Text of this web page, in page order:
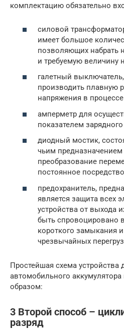
комплектацию обязательно
силовой
имеет большое
позволяющих набрать
и требуемую величину
галетный
производить плавную
напряжения в
амперметр для
показателем зарядного
диодный мостик,
чьим предназначением
преобразование
постоянное
предохранитель,
является защита всех
устройства от выхода
быть спровоцировано
короткого замыкания
чрезвычайных
Простейшая схема устройства
автомобильного
образом:
3 Второй способ –
разряд